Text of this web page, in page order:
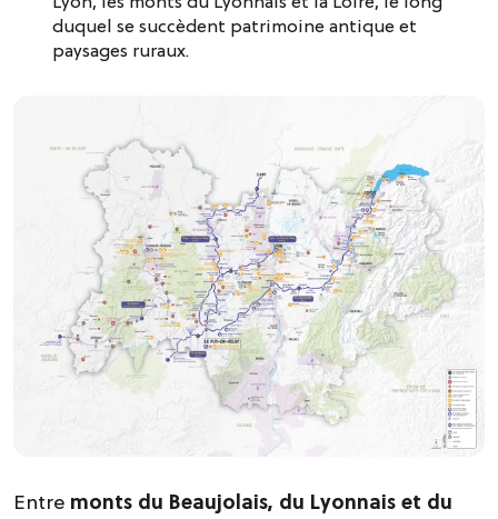
duquel se succèdent patrimoine antique et
paysages ruraux.
Entre monts du Beaujolais, du Lyonnais et du